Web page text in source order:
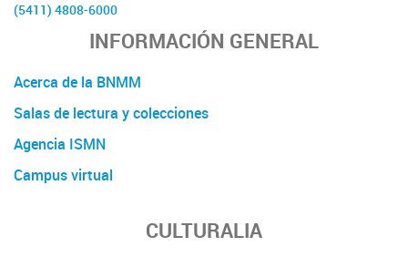
(5411) 4808-6000
INFORMACIÓN GENERAL
Acerca de la BNMM
Salas de lectura y colecciones
Agencia ISMN
Campus virtual
CULTURALIA